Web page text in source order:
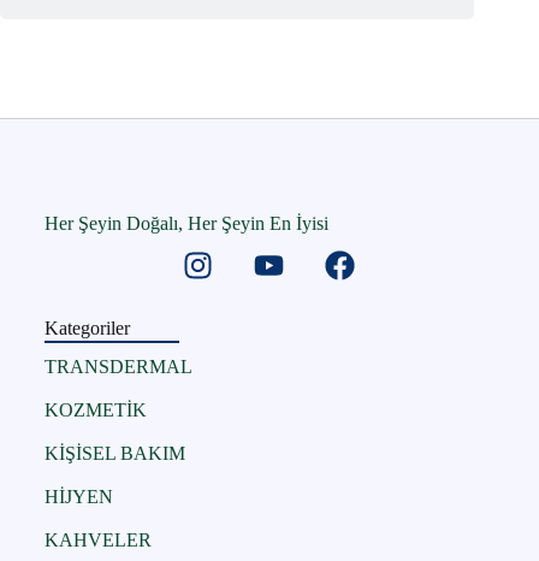
Her Şeyin Doğalı, Her Şeyin En İyisi
Kategoriler
TRANSDERMAL
KOZMETİK
KİŞİSEL BAKIM
HİJYEN
KAHVELER